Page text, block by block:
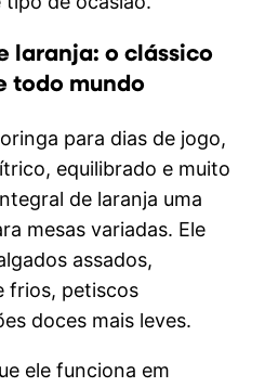
laranja: o clássico
todo mundo
para dias de jogo,
equilibrado e muito
de laranja uma
mesas variadas. Ele
assados,
frios, petiscos
doces mais leves.
ele funciona em